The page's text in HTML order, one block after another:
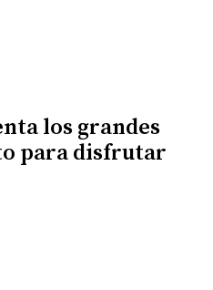
los grandes
para disfrutar